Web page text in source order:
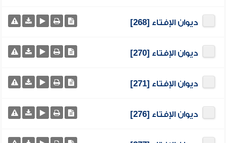
ديوان الإفتاء [268]
ديوان الإفتاء [270]
ديوان الإفتاء [271]
ديوان الإفتاء [276]